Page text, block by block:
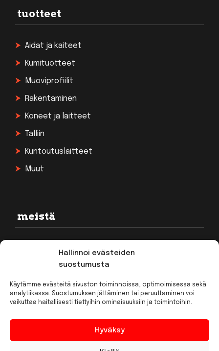
Hallinnoi evästeiden
suostumusta
Käytämme evästeitä sivuston toiminnoissa, optimoimisessa sekä
analytiikassa. Suostumuksen jättäminen tai peruuttaminen voi
vaikuttaa haitallisesti tiettyihin ominaisuuksiin ja toimintoihin.
Hyväksy
tuotteet
Aidat ja kaiteet
Kumituotteet
Muoviprofiilit
Rakentaminen
Koneet ja laitteet
Talliin
Kuntoutuslaitteet
Muut
meistä
Rekisteriseloste
Toimitusehdot
Kirjaudu